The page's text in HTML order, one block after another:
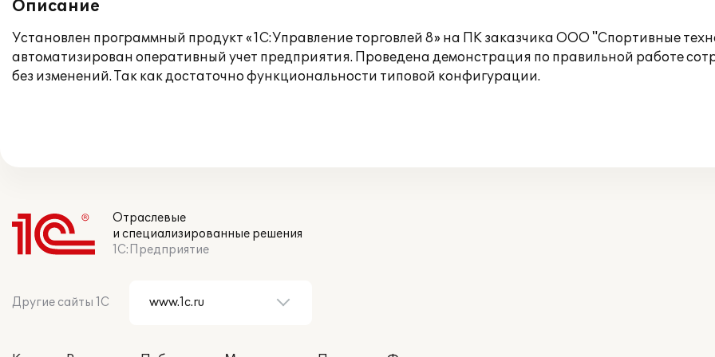
Описание
Установлен программный продукт «1С:Управление торговлей 8» на ПК заказчика ООО "Спортивные
автоматизирован оперативный учет предприятия. Проведена демонстрация по правильной работе
без изменений. Так как достаточно функциональности типовой конфигурации.
Отраслевые
и специализированные решения
1С:Предприятие
Другие сайты 1С